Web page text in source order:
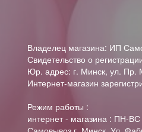
Владелец магазина: ИП
Свидетельство о
Юр. адрес: г. Минск, ул. Пр.
Интернет-магазин
Режим работы :
интернет - магазина : ПН-ВС